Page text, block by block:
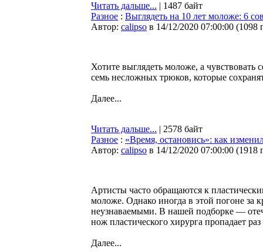
Читать дальше... | 1487 байт
Разное : Выглядеть на 10 лет моложе: 6
Автор: calipso в 14/12/2020 07:00:00 (1098
Хотите выглядеть моложе, а чувствовать
семь несложных трюков, которые
Далее...
Читать дальше... | 2578 байт
Разное : «Время, остановись»: как
Автор: calipso в 14/12/2020 07:00:00 (1918
Артисты часто обращаются к
моложе. Однако иногда в этой погоне за
неузнаваемыми. В нашей подборке —
нож пластического хирурга пропадает раз
Далее...